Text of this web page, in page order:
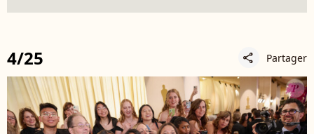
4/25 share Partager